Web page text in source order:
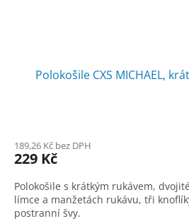
Polokošile CXS MICHAEL,
189,26 Kč bez DPH
229 Kč
Polokošile s krátkým rukávem,
límce a manžetách rukávu, tři
postranní švy.